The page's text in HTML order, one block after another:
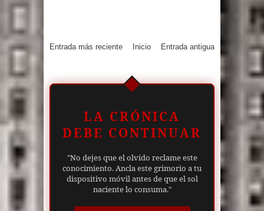
Entrada más reciente Entrada antigua
Inicio
LA CRÓNICA
DEBE CONTINUAR
"No dejes que el olvido reclame este
conocimiento. Ancla este grimorio a tu
dispositivo móvil antes de que el sol
naciente lo consuma."